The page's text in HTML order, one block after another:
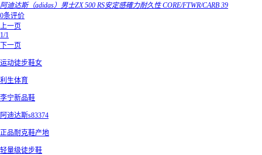
阿迪达斯（adidas）男士ZX 500 RS安定感確力耐久性 CORE/FTWR/CARB 39
0条评价
上一页
1/1
下一页
运动徒步鞋女
利生体育
李宁新品鞋
阿迪达斯s83374
正品耐克鞋产地
轻量级徒步鞋